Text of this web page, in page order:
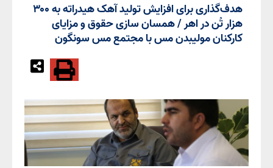
هدف‌گذاری برای افزایش تولید آهک هیدراته به ۳۰۰
هزار تُن در اهر / همسان سازی حقوق و مزایای
کارکنان مولیبدن مس با مجتمع مس سونگون